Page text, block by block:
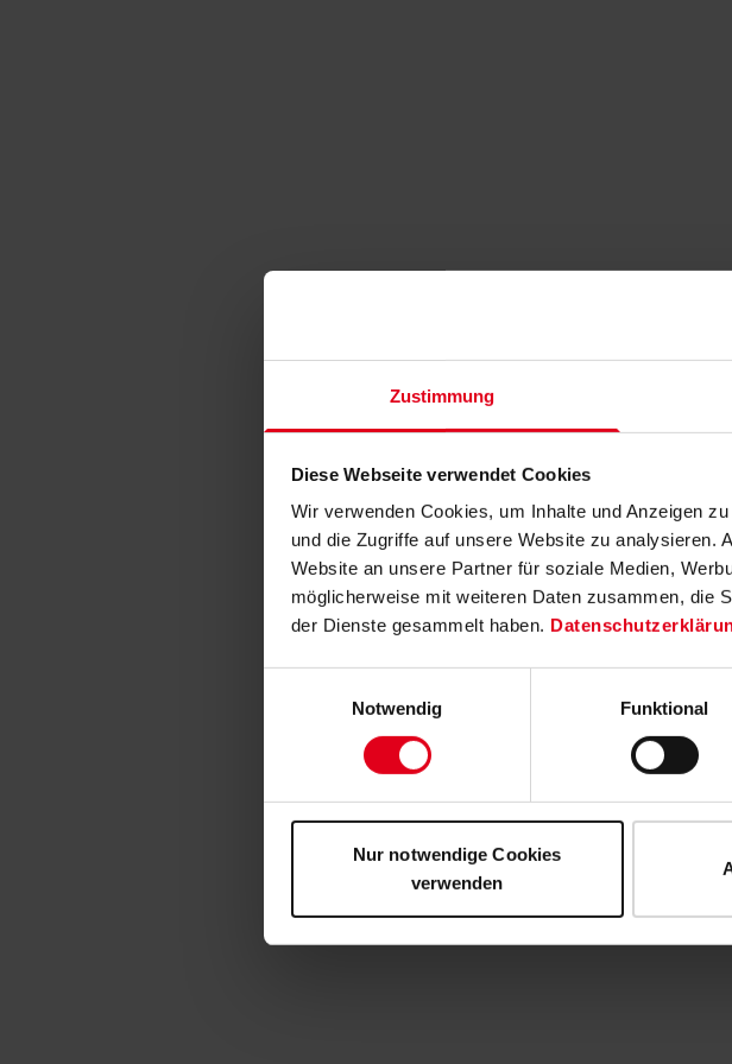
Zustimmung
Diese Webseite verwendet Cookies
Wir verwenden Cookies, um Inhalte und Anzeigen
und die Zugriffe auf unsere Website zu analysieren.
Website an unsere Partner für soziale Medien,
möglicherweise mit weiteren Daten zusammen, die
der Dienste gesammelt haben.
Notwendig
Funktional
Nur notwendige Cookies
verwenden